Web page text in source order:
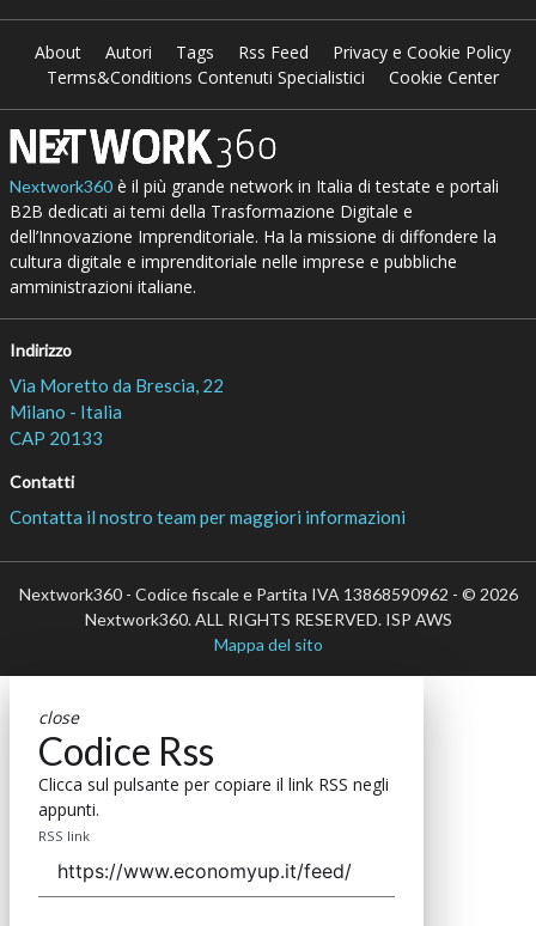
About Autori Tags Rss Feed
Privacy e Cookie Policy
Terms&Conditions Contenuti Specialistici
Cookie Center
Nextwork360è il più grande network in Italia di testate e portali
B2B dedicati ai temi della Trasformazione Digitale e
dell’Innovazione Imprenditoriale. Ha la missione di diffondere la
cultura digitale e imprenditoriale nelle imprese e pubbliche
amministrazioni italiane.
Indirizzo
Via Moretto da Brescia, 22
Milano - Italia
CAP 20133
Contatti
Contatta il nostro team per maggiori informazioni
Nextwork360 - Codice fiscale e Partita IVA 13868590962 - © 2026
Nextwork360. ALL RIGHTS RESERVED. ISP AWS
Mappa del sito
close
Codice Rss
Clicca sul pulsante per copiare il link RSS negli
appunti.
RSS link